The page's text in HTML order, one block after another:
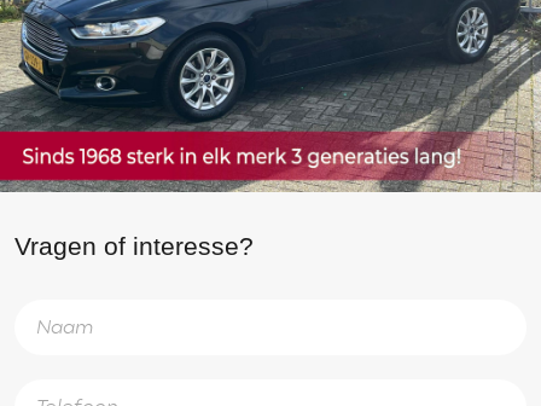
Vragen of interesse?